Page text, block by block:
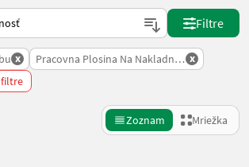
triedenie na Landwirt.com
Filtre
x Pracovna Plosina Na Nakladnom Vozidle
x
filtre
Zoznam Mriežka